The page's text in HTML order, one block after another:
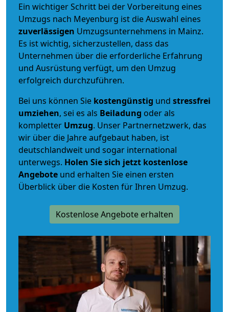
Ein wichtiger Schritt bei der Vorbereitung eines
Umzugs nach Meyenburg ist die Auswahl eines
zuverlässigen Umzugsunternehmens in Mainz.
Es ist wichtig, sicherzustellen, dass das
Unternehmen über die erforderliche Erfahrung
und Ausrüstung verfügt, um den Umzug
erfolgreich durchzuführen.
Bei uns können Sie kostengünstig und stressfrei
umziehen, sei es als Beiladung oder als
kompletter Umzug. Unser Partnernetzwerk, das
wir über die Jahre aufgebaut haben, ist
deutschlandweit und sogar international
unterwegs. Holen Sie sich jetzt kostenlose
Angebote und erhalten Sie einen ersten
Überblick über die Kosten für Ihren Umzug.
Kostenlose Angebote erhalten